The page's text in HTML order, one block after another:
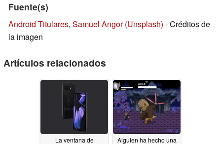
Fuente(s)
Android Titulares, Samuel Angor (Unsplash) - Créditos de
la imagen
Artículos relacionados
La ventana de
Alguien ha hecho una